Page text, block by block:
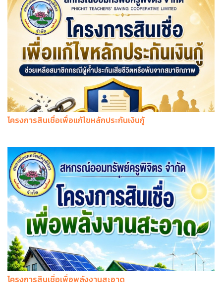
โครงการสินเชื่อเพื่อแก้ไขหลักประกันเงินกู้
โครงการสินเชื่อเพื่อพลังงานสะอาด